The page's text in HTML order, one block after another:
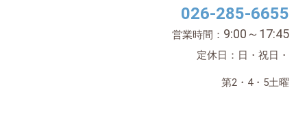
026-285-6655
営業時間： 9:00～17:45
定休日：日・祝日・
第2・4・5土曜